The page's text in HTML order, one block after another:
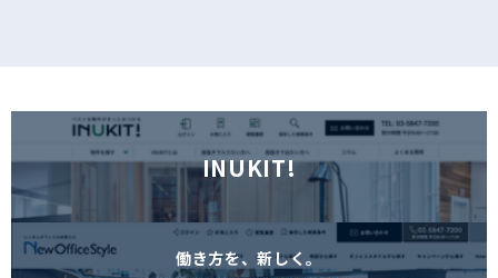
INUKIT!
働き方を、新しく。